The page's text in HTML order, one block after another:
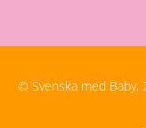
© Svenska med Baby,